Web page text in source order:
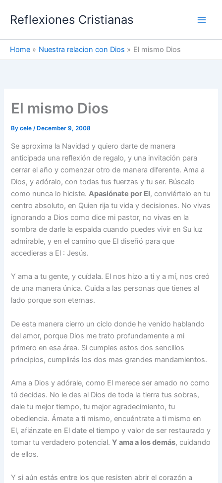
Reflexiones Cristianas
Home Nuestra relacion con Dios El mismo Dios
El mismo Dios
Bycele/ December 9, 2008
Se aproxima la Navidad y quiero darte de manera
anticipada una reflexión de regalo, y una invitación para
cerrar el año y comenzar otro de manera diferente. Ama a
Dios, y adóralo, con todas tus fuerzas y tu ser. Búscalo
como nunca lo hiciste.Apasiónate por El, conviértelo en tu
centro absoluto, en Quien rija tu vida y decisiones. No vivas
ignorando a Dios como dice mi pastor, no vivas en la
sombra de darle la espalda cuando puedes vivir en Su luz
admirable, y en el camino que El diseñó para que
accedieras a El : Jesús.
Y ama a tu gente, y cuídala. El nos hizo a ti y a mí, nos creó
de una manera única. Cuida a las personas que tienes al
lado porque son eternas.
De esta manera cierro un ciclo donde he venido hablando
del amor, porque Dios me trato profundamente a mi
primero en esa área. Si cumples estos dos sencillos
principios, cumplirás los dos mas grandes mandamientos.
Ama a Dios y adórale, como El merece ser amado no como
tú decidas. No le des al Dios de toda la tierra tus sobras,
dale tu mejor tiempo, tu mejor agradecimiento, tu
obediencia. Ámate a ti mismo, encuéntrate a ti mismo en
El, afiánzate en El date el tiempo y valor de ser restaurado y
tomar tu verdadero potencial.Y ama a los demás, cuidando
de ellos.
Y si aún estás entre los que resisten abrir el corazón a